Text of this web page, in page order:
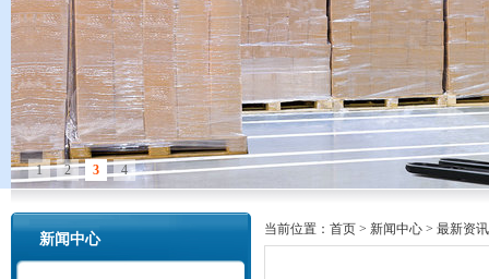
1 2 3 4
新闻中心
当前位置： 首页 > 新闻中心 > 最新资讯